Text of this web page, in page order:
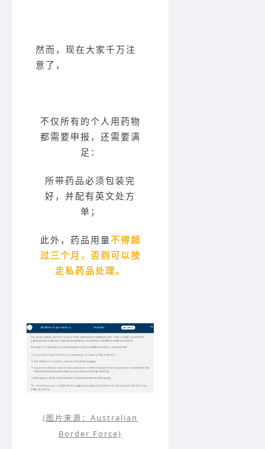
然而，现在大家千万注
意了，
不仅所有的个人用药物
都需要申报，还需要满
足：
所带药品必须包装完
好，并配有英文处方
单；
此外，药品用量不得超
过三个月，否则可以按
走私药品处理。
(图片来源：Australian
Border Force)